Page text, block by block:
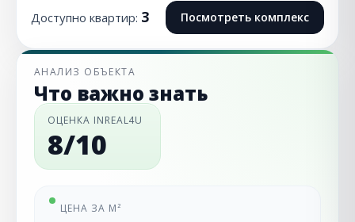
Доступно квартир: 3 Посмотреть комплекс
АНАЛИЗ ОБЪЕКТА
Что важно знать
ОЦЕНКА INREAL4U
8/10
ЦЕНА ЗА М²